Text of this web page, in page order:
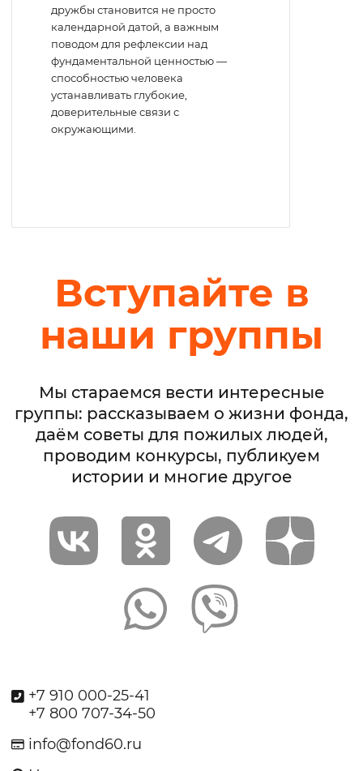
дружбы становится не просто
календарной датой, а важным
поводом для рефлексии над
фундаментальной ценностью —
способностью человека
устанавливать глубокие,
доверительные связи с
окружающими.
Вступайте в
наши группы
Мы стараемся вести интересные
группы: рассказываем о жизни фонда,
даём советы для пожилых людей,
проводим конкурсы, публикуем
истории и многие другое
+7 910 000-25-41
+7 800 707-34-50
info@fond60.ru